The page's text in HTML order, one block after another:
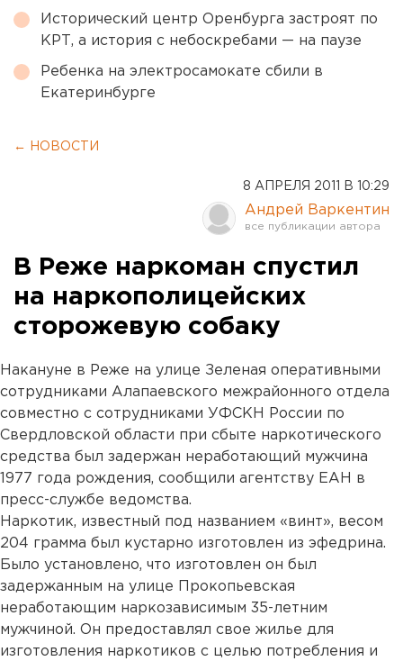
Исторический центр Оренбурга застроят по
КРТ, а история с небоскребами — на паузе
Ребенка на электросамокате сбили в
Екатеринбурге
← НОВОСТИ
8 АПРЕЛЯ 2011 В 10:29
Андрей Варкентин
В Реже наркоман спустил
на наркополицейских
сторожевую собаку
Накануне в Реже на улице Зеленая оперативными
сотрудниками Алапаевского межрайонного отдела
совместно с сотрудниками УФСКН России по
Свердловской области при сбыте наркотического
средства был задержан неработающий мужчина
1977 года рождения, сообщили агентству ЕАН в
пресс-службе ведомства.
Наркотик, известный под названием «винт», весом
204 грамма был кустарно изготовлен из эфедрина.
Было установлено, что изготовлен он был
задержанным на улице Прокопьевская
неработающим наркозависимым 35-летним
мужчиной. Он предоставлял свое жилье для
изготовления наркотиков с целью потребления и